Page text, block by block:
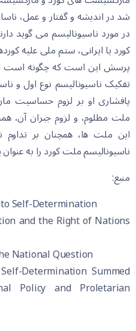
شد در اندیشه و گفتار و عمل،
در مورد ناسیونالیسم می گوید
کورد یا ایرانی، ستم ملی علیه
پرسش این است که چگونه است با
تفکیک ناسیونالیسم نوع اول و
پافشاری او بر لزوم حساسیت
ملت مظلوم، و لزوم جبران آن،
این ملت ها، همچنان بر تداوم
ناسیونالیسم ملت کورد را به
منبع:
Self-Determination
and the Right of Nations
National Question
Determination Summed
Policy and Proletarian